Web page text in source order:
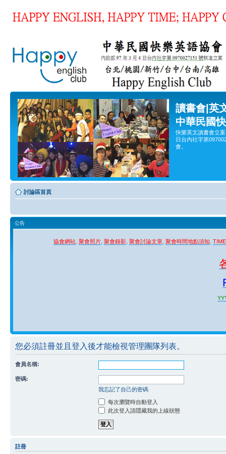
讀書會|英
中華民國
快樂英文讀書會立
日台內社字第
會。
討論區首頁
公告
協會網站 聚會照片 聚會錄影 聚會討論文章 聚會時間地點須知
您必須註冊並且登入後才能檢視管理團隊列表。
會員名稱:
密碼:
我忘記了自己的密碼
每次瀏覽時自動登入
此次登入請隱藏我的上線狀態
註冊